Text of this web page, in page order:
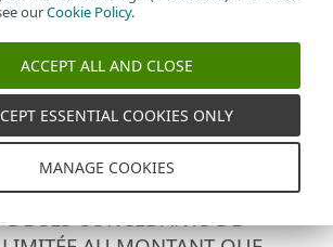
LICENCE ONT ÉTÉ AVERTIS
D’UN TEL DOMMAGE.
ET CERTAINES LOIS
PAS L’EXCLUSION DE
MAIS AUTORISANT LA
LA
DU FOURNISSEUR, DE SES
SES CONCÉDANTS DE
ourCookie Policy.
ACCEPT ALL AND CLOSE
ESSENTIAL COOKIES ONLY
MANAGE COOKIES